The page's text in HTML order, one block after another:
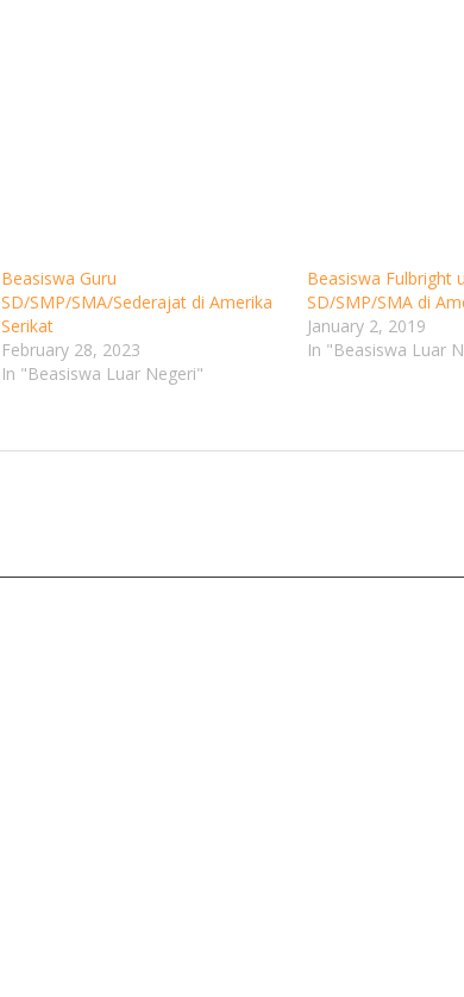
Beasiswa Guru
SD/SMP/SMA/Sederajat di Amerika
Serikat
February 28, 2023
In "Beasiswa Luar Negeri"
Beasiswa Fulbright
SD/SMP/SMA di
January 2, 2019
In "Beasiswa Luar